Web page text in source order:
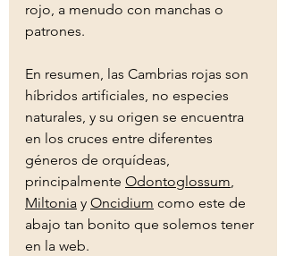
rojo, a menudo con manchas o
patrones.
En resumen, las Cambrias rojas son
híbridos artificiales, no especies
naturales, y su origen se encuentra
en los cruces entre diferentes
géneros de orquídeas,
principalmente Odontoglossum,
Miltonia y Oncidium como este de
abajo tan bonito que solemos tener
en la web.